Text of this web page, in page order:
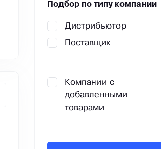
Подбор по типу компании
Дистрибьютор
Поставщик
Компании с
добавленными
товарами